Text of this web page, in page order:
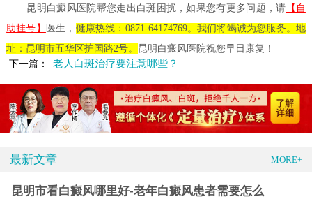
昆明白癜风医院帮您走出白斑困扰，如果您有更多问题，请 【自
助挂号】
医生， 健康热线：0871-64174769。我们将竭诚为您服务。地
址：昆明市五华区护国路2号。 昆明白癜风医院祝您早日康复！
下一篇：
老人白斑治疗要注意哪些？
最新文章 MORE+
昆明市看白癜风哪里好-老年白癜风患者需要怎么